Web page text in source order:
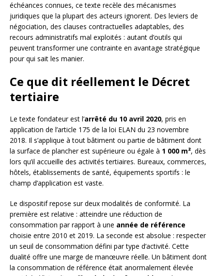
échéances connues, ce texte recèle des mécanismes
juridiques que la plupart des acteurs ignorent. Des leviers de
négociation, des clauses contractuelles adaptables, des
recours administratifs mal exploités : autant d’outils qui
peuvent transformer une contrainte en avantage stratégique
pour qui sait les manier.
Ce que dit réellement le Décret
tertiaire
Le texte fondateur est l’arrêté du 10 avril 2020, pris en
application de l’article 175 de la loi ELAN du 23 novembre
2018. Il s’applique à tout bâtiment ou partie de bâtiment dont
la surface de plancher est supérieure ou égale à 1 000 m², dès
lors qu’il accueille des activités tertiaires. Bureaux, commerces,
hôtels, établissements de santé, équipements sportifs : le
champ d’application est vaste.
Le dispositif repose sur deux modalités de conformité. La
première est relative : atteindre une réduction de
consommation par rapport à une année de référence
choisie entre 2010 et 2019. La seconde est absolue : respecter
un seuil de consommation défini par type d’activité. Cette
dualité offre une marge de manœuvre réelle. Un bâtiment dont
la consommation de référence était anormalement élevée